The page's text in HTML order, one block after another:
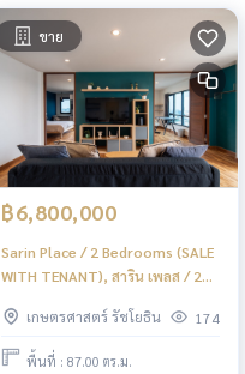
ขาย
฿6,800,000
Sarin Place / 2 Bedrooms (SALE
WITH TENANT), สาริน เพลส / 2
เกษตรศาสตร์ รัชโยธิน
174
พื้นที่ : 87.00 ตร.ม.